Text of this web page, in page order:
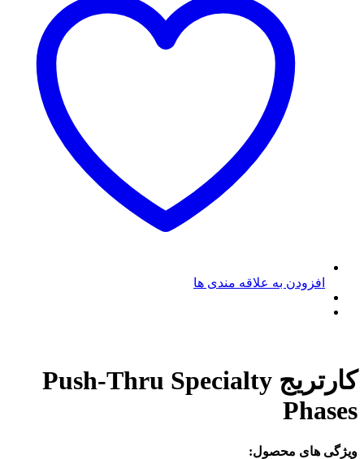
افزودن به علاقه مندی ها
کارتریج Push-Thru Specialty
Phases
ویژگی های محصول: